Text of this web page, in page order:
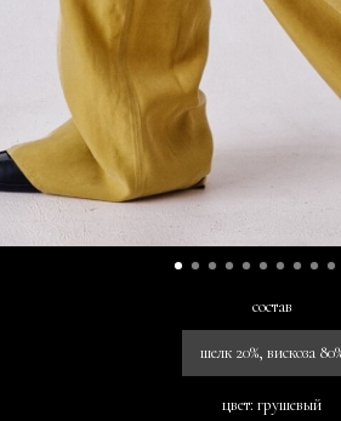
состав
шелк 20%, вискоза
цвет: грушевый